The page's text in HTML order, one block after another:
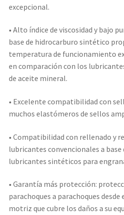
excepcional.
• Alto índice de viscosidad y bajo
base de hidrocarburo sintético
temperatura de funcionamiento
en comparación con los
de aceite mineral.
• Excelente compatibilidad con
muchos elastómeros de sellos
• Compatibilidad con rellenado y
lubricantes convencionales a
lubricantes sintéticos para
• Garantía más protección:
parachoques a parachoques
motriz que cubre los daños a su